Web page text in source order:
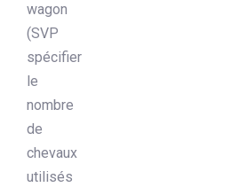
wagon
(SVP
spécifier
le
nombre
de
chevaux
utilisés